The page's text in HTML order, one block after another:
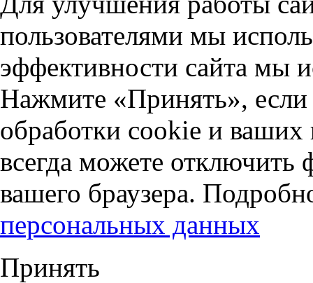
пользователями мы
эффективности сайта мы
Нажмите «Принять», если
обработки cookie и
всегда можете отключить
вашего браузера.
персональных данных
Принять